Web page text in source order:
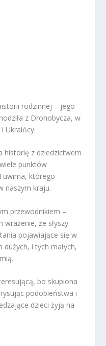
rodzinnej – jego
z Drohobycza, w
Ukraińcy.
historię z dziedzictwem
punktów
którego
naszym kraju.
przewodnikiem –
wrażenie, że słyszy
pojawiające się w
dużych, i tych małych,
bo skupiona
podobieństwa i
dzieci żyją na